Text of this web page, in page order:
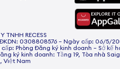
TNHH RECESS
0308808576 – Ngày cấp: 06/5/
Phòng Đăng ký kinh doanh – Sở kế
ký kinh doanh: Tầng 19, Tòa nhà
Việt Nam